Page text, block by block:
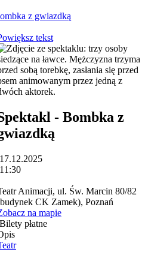
z gwiazdką
tekst
- Bombka z
17.12.2025
11:30
Animacji, ul. Św. Marcin 80/82
CK Zamek), Poznań
na mapie
Bilety płatne